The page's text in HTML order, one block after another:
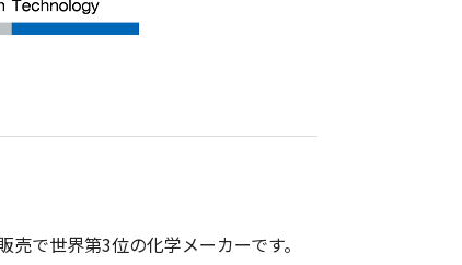
で世界第3位の化学メーカーです。